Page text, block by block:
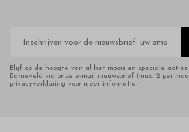
mailadres
Blijf op de hoogte van al het moois en speciale acties
Barneveld via onze e-mail nieuwsbrief (max. 2 per
privacyverklaring voor meer informatie.